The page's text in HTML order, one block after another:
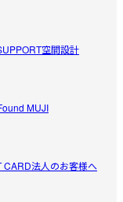
空間設計
MUJI
CARD法人のお客様へ